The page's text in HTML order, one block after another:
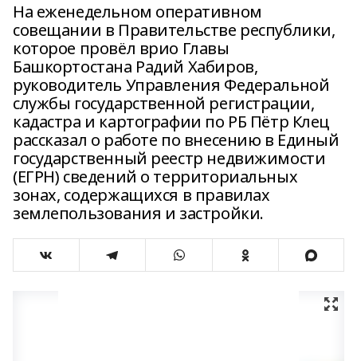
На еженедельном оперативном
совещании в Правительстве республики,
которое провёл врио Главы
Башкортостана Радий Хабиров,
руководитель Управления Федеральной
службы государственной регистрации,
кадастра и картографии по РБ Пётр Клец
рассказал о работе по внесению в Единый
государственный реестр недвижимости
(ЕГРН) сведений о территориальных
зонах, содержащихся в правилах
землепользования и застройки.